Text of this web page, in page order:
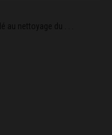
au nettoyage du . . .